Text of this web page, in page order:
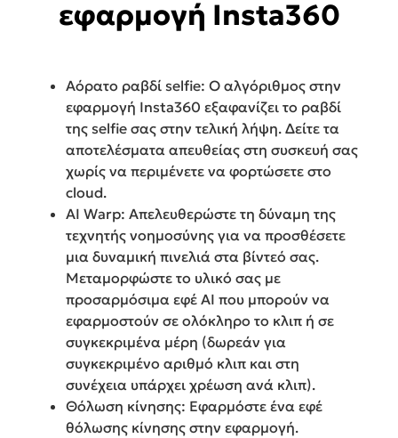
εφαρμογή Insta360
Αόρατο ραβδί selfie: Ο αλγόριθμος στην
εφαρμογή Insta360 εξαφανίζει το ραβδί
της selfie σας στην τελική λήψη. Δείτε τα
αποτελέσματα απευθείας στη συσκευή σας
χωρίς να περιμένετε να φορτώσετε στο
cloud.
AI Warp: Απελευθερώστε τη δύναμη της
τεχνητής νοημοσύνης για να προσθέσετε
μια δυναμική πινελιά στα βίντεό σας.
Μεταμορφώστε το υλικό σας με
προσαρμόσιμα εφέ AI που μπορούν να
εφαρμοστούν σε ολόκληρο το κλιπ ή σε
συγκεκριμένα μέρη (δωρεάν για
συγκεκριμένο αριθμό κλιπ και στη
συνέχεια υπάρχει χρέωση ανά κλιπ).
Θόλωση κίνησης: Εφαρμόστε ένα εφέ
θόλωσης κίνησης στην εφαρμογή.